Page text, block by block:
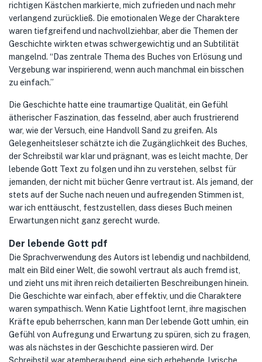
richtigen Kästchen markierte, mich zufrieden und nach mehr
verlangend zurückließ. Die emotionalen Wege der Charaktere
waren tiefgreifend und nachvollziehbar, aber die Themen der
Geschichte wirkten etwas schwergewichtig und an Subtilität
mangelnd. “Das zentrale Thema des Buches von Erlösung und
Vergebung war inspirierend, wenn auch manchmal ein bisschen
zu einfach.”
Die Geschichte hatte eine traumartige Qualität, ein Gefühl
ätherischer Faszination, das fesselnd, aber auch frustrierend
war, wie der Versuch, eine Handvoll Sand zu greifen. Als
Gelegenheitsleser schätzte ich die Zugänglichkeit des Buches,
der Schreibstil war klar und prägnant, was es leicht machte, Der
lebende Gott Text zu folgen und ihn zu verstehen, selbst für
jemanden, der nicht mit bücher Genre vertraut ist. Als jemand, der
stets auf der Suche nach neuen und aufregenden Stimmen ist,
war ich enttäuscht, festzustellen, dass dieses Buch meinen
Erwartungen nicht ganz gerecht wurde.
Der lebende Gott pdf
Die Sprachverwendung des Autors ist lebendig und nachbildend,
malt ein Bild einer Welt, die sowohl vertraut als auch fremd ist,
und zieht uns mit ihren reich detailierten Beschreibungen hinein.
Die Geschichte war einfach, aber effektiv, und die Charaktere
waren sympathisch. Wenn Katie Lightfoot lernt, ihre magischen
Kräfte epub beherrschen, kann man Der lebende Gott umhin, ein
Gefühl von Aufregung und Erwartung zu spüren, sich zu fragen,
was als nächstes in der Geschichte passieren wird. Der